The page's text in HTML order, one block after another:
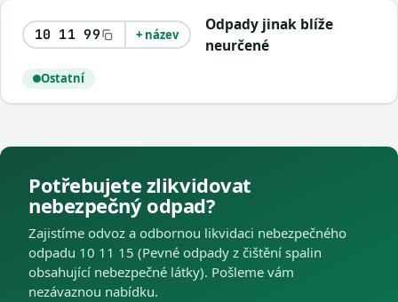
10 11 99 + název
Odpady jinak blíže
neurčené
Ostatní
Potřebujete zlikvidovat
nebezpečný odpad?
Zajistíme odvoz a odbornou likvidaci nebezpečného
odpadu 10 11 15 (Pevné odpady z čištění spalin
obsahující nebezpečné látky). Pošleme vám
nezávaznou nabídku.